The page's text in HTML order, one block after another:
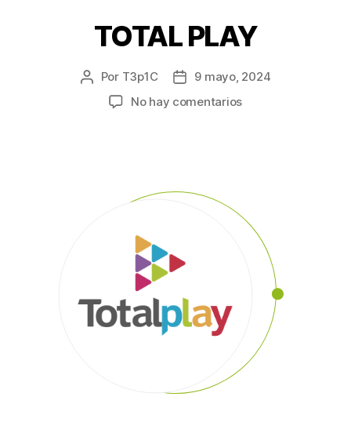
TOTAL PLAY
Por T3p1C
9 mayo, 2024
No hay comentarios